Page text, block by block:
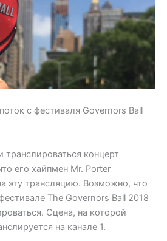
с фестиваля Governors Ball
транслироваться концерт
его хайпмен Mr. Porter
эту трансляцию. Возможно, что
The Governors Ball 2018
Сцена, на которой
на канале 1.